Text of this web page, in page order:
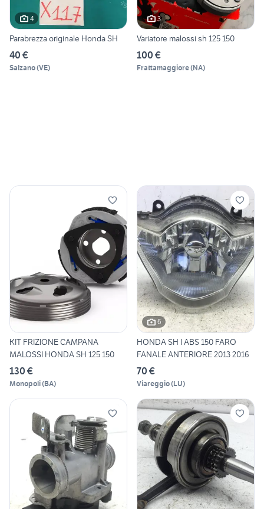
4
Parabrezza originale Honda SH
40 €
Salzano(VE)
3
Variatore malossi sh 125 150
100 €
Frattamaggiore(NA)
KIT FRIZIONE CAMPANA
MALOSSI HONDA SH 125 150
130 €
Monopoli(BA)
6
HONDA SH I ABS 150 FARO
FANALE ANTERIORE 2013 2016
70 €
Viareggio(LU)